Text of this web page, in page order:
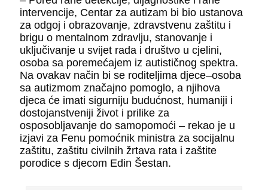
intervencije, Centar za autizam bi bio ustanova
za odgoj i obrazovanje, zdravstvenu zaštitu i
brigu o mentalnom zdravlju, stanovanje i
uključivanje u svijet rada i društvo u cjelini,
osoba sa poremećajem iz autističnog spektra.
Na ovakav način bi se roditeljima djece–osoba
sa autizmom značajno pomoglo, a njihova
djeca će imati sigurniju budućnost, humaniji i
dostojanstveniji život i prilike za
osposobljavanje do samopomoći – rekao je u
izjavi za Fenu pomoćnik ministra za socijalnu
zaštitu, zaštitu civilnih žrtava rata i zaštite
porodice s djecom Edin Šestan.